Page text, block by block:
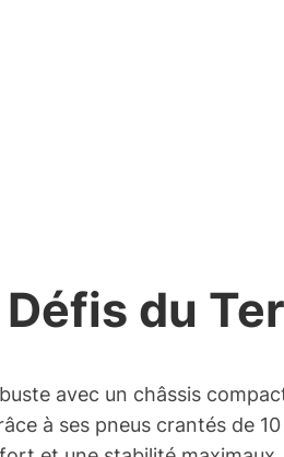
du
avec un châssis
à ses pneus crantés de